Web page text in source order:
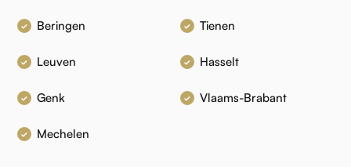
Beringen Tienen
Leuven Hasselt
Genk Vlaams-Brabant
Mechelen